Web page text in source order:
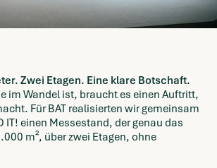
Zwei Etagen. Eine klare Botschaft.
im Wandel ist, braucht es einen Auftritt,
Für BAT realisierten wir gemeinsam
IT! einen Messestand, der genau das
m², über zwei Etagen, ohne